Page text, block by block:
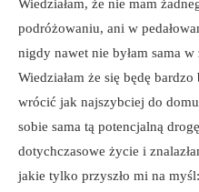
Wiedziałam, że nie mam
podróżowaniu, ani w
nigdy nawet nie byłam sama
Wiedziałam że się będę
wrócić jak najszybciej do
sobie sama tą potencjalną
dotychczasowe życie i
jakie tylko przyszło mi na